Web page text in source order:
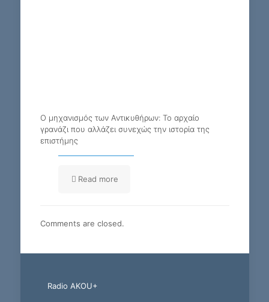
Ο μηχανισμός των Αντικυθήρων: Το αρχαίο
γρανάζι που αλλάζει συνεχώς την ιστορία της
επιστήμης
Read more
Comments are closed.
Radio AKOU+